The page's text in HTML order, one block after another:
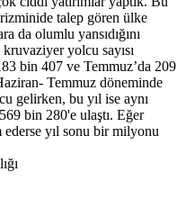
talep gören ülke
da olumlu yansıdığını
yolcu sayısı
bin 407 ve Temmuz’da 209
Temmuz döneminde
gelirken, bu yıl ise aynı
bin 280'e ulaştı. Eğer
ederse yıl sonu bir milyonu